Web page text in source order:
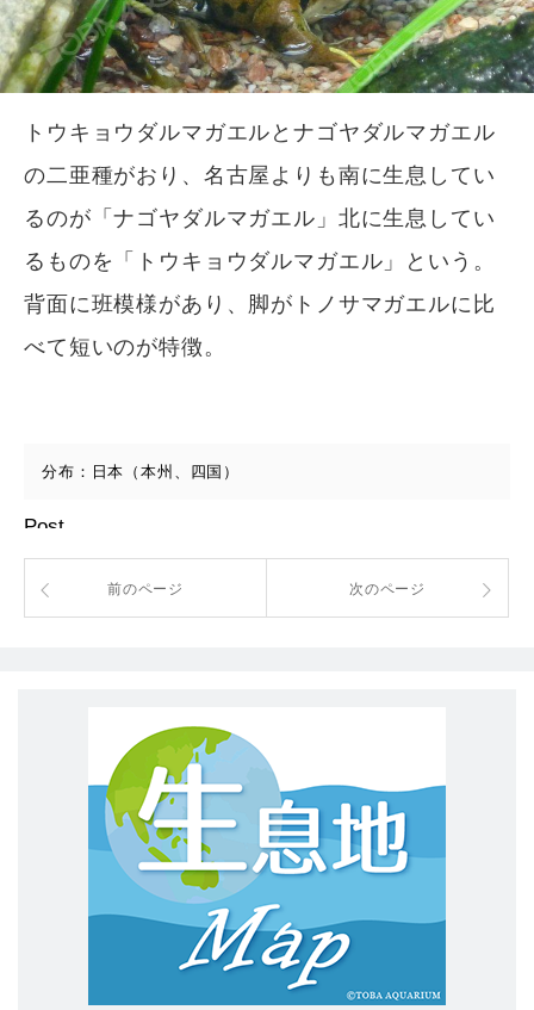
トウキョウダルマガエルとナゴヤダルマガエル
の二亜種がおり、名古屋よりも南に生息してい
るのが「ナゴヤダルマガエル」北に生息してい
るものを「トウキョウダルマガエル」という。
背面に班模様があり、脚がトノサマガエルに比
べて短いのが特徴。
分布：日本（本州、四国）
Post
前のページ 次のページ